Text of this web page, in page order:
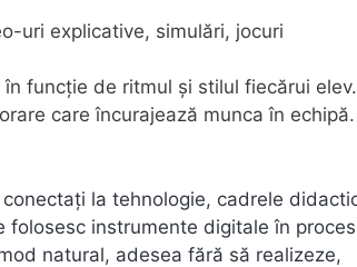
uri explicative, simulări, jocuri
funcție de ritmul și stilul fiecărui elev.
care încurajează munca în echipă.
la tehnologie, cadrele
instrumente digitale în
natural, adesea fără să realizeze,